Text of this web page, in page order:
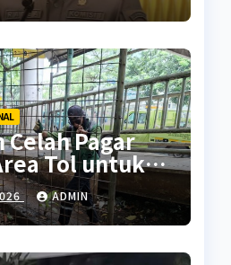
Pagar
Tol untuk
ADMIN